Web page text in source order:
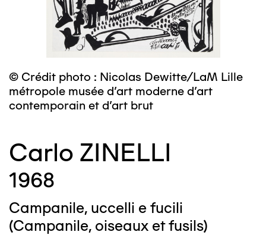
© Crédit photo : Nicolas Dewitte/LaM Lille
métropole musée d’art moderne d’art
contemporain et d’art brut
Carlo ZINELLI
1968
Campanile, uccelli e fucili
(Campanile, oiseaux et fusils)